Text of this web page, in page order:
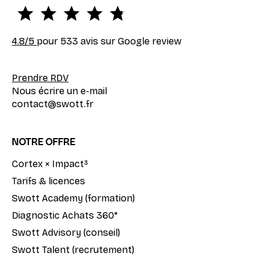
4.8/5 pour 533 avis sur Google review
Prendre RDV
Nous écrire un e-mail
contact@swott.fr
NOTRE OFFRE
Cortex × Impact³
Tarifs & licences
Swott Academy (formation)
Diagnostic Achats 360°
Swott Advisory (conseil)
Swott Talent (recrutement)